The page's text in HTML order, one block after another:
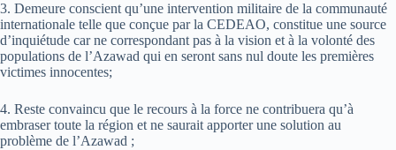
3. Demeure conscient qu’une intervention militaire de la communauté
internationale telle que conçue par la CEDEAO, constitue une source
d’inquiétude car ne correspondant pas à la vision et à la volonté des
populations de l’Azawad qui en seront sans nul doute les premières
victimes innocentes;
4. Reste convaincu que le recours à la force ne contribuera qu’à
embraser toute la région et ne saurait apporter une solution au
problème de l’Azawad ;